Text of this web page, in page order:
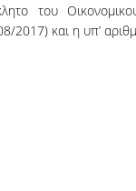
του
2017) και η υπ’